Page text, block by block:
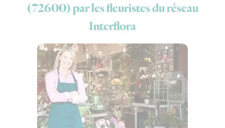
(72600) par les fleuristes du réseau
Interflora